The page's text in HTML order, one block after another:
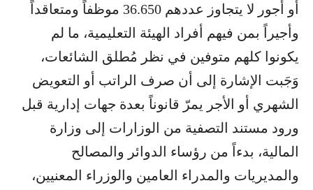
أو أجور لا يتجاوز عددهم 36.650 موظفاً ومتعاقداً
وأجيراً بمن فيهم أفراد الهيئة التعليمية، ما لم
يكونوا كلهم متوفين في نظر مُطلق الشائعات،
وَجَبت الإشارة إلى أن صرف الراتب أو التعويض
الشهري أو الأجر يمرّ قانوناً بعدة جهات إدارية قبل
ورود مستند التصفية من الوزارات إلى وزارة
المالية، بدءاً من رؤساء الدوائر والمصالح
والمديريات والمدراء العامين والوزراء المعنيين،